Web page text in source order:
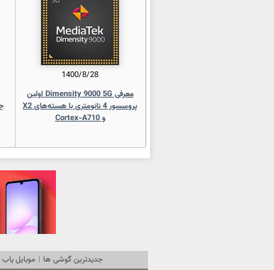
1400/8/28
معرفی Dimensity 9000 5G اولین
پروسسور 4 نانومتری با هسته‌های X2
و Cortex-A710
جدیدترین گوشی ها | موبایل یاب